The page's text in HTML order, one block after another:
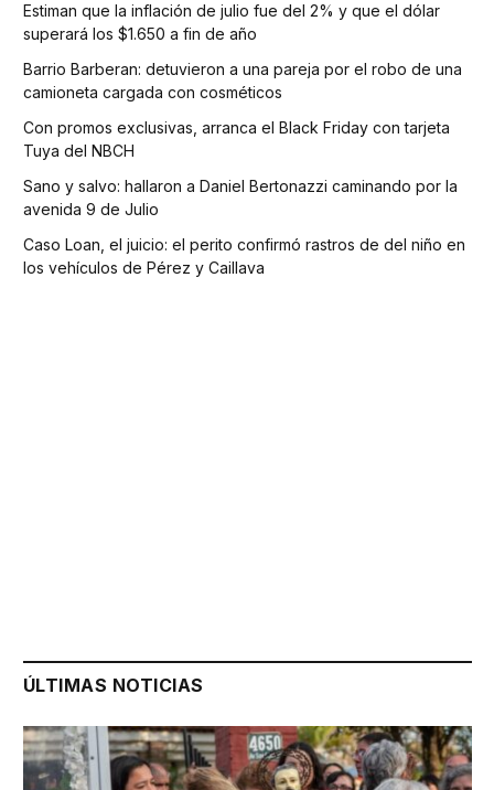
Estiman que la inflación de julio fue del 2% y que el dólar
superará los $1.650 a fin de año
Barrio Barberan: detuvieron a una pareja por el robo de una
camioneta cargada con cosméticos
Con promos exclusivas, arranca el Black Friday con tarjeta
Tuya del NBCH
Sano y salvo: hallaron a Daniel Bertonazzi caminando por la
avenida 9 de Julio
Caso Loan, el juicio: el perito confirmó rastros de del niño en
los vehículos de Pérez y Caillava
ÚLTIMAS NOTICIAS